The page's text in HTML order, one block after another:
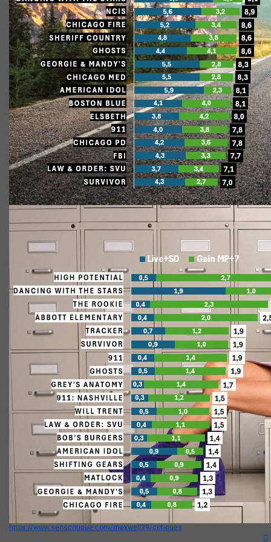
https://www.senscritique.com/maxwell39/critiques